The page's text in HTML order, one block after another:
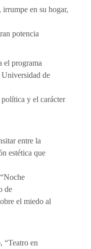
en su hogar,
potencia
el programa
de
y el carácter
entre la
estética que
de
el miedo al
“Teatro en